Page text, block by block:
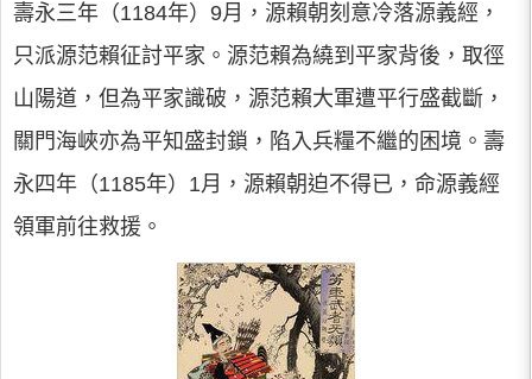
壽永三年（1184年）9月，源賴朝刻意冷落源義經，
只派源范賴征討平家。源范賴為繞到平家背後，取徑
山陽道，但為平家識破，源范賴大軍遭平行盛截斷，
關門海峽亦為平知盛封鎖，陷入兵糧不繼的困境。壽
永四年（1185年）1月，源賴朝迫不得已，命源義經
領軍前往救援。